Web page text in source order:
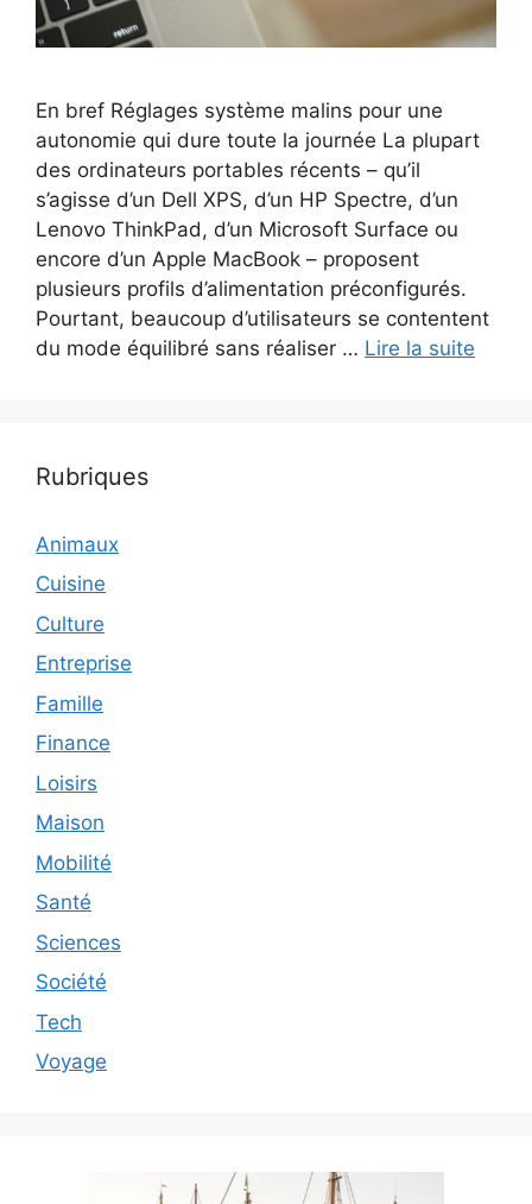
En bref Réglages système malins pour une
autonomie qui dure toute la journée La plupart
des ordinateurs portables récents – qu’il
s’agisse d’un Dell XPS, d’un HP Spectre, d’un
Lenovo ThinkPad, d’un Microsoft Surface ou
encore d’un Apple MacBook – proposent
plusieurs profils d’alimentation préconfigurés.
Pourtant, beaucoup d’utilisateurs se contentent
du mode équilibré sans réaliser … Lire la suite
Rubriques
Animaux
Cuisine
Culture
Entreprise
Famille
Finance
Loisirs
Maison
Mobilité
Santé
Sciences
Société
Tech
Voyage